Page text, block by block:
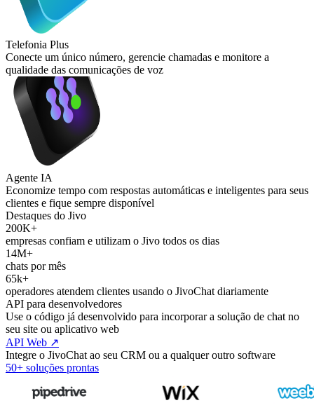
Telefonia Plus
Conecte um único número, gerencie chamadas e monitore a
qualidade das comunicações de voz
Agente IA
Economize tempo com respostas automáticas e inteligentes para seus
clientes e fique sempre disponível
Destaques do Jivo
200K+
empresas confiam e utilizam o Jivo todos os dias
14M+
chats por mês
65k+
operadores atendem clientes usando o JivoChat diariamente
API para desenvolvedores
Use o código já desenvolvido para incorporar a solução de chat no
seu site ou aplicativo web
API Web ↗
Integre o JivoChat ao seu CRM ou a qualquer outro software
50+ soluções prontas